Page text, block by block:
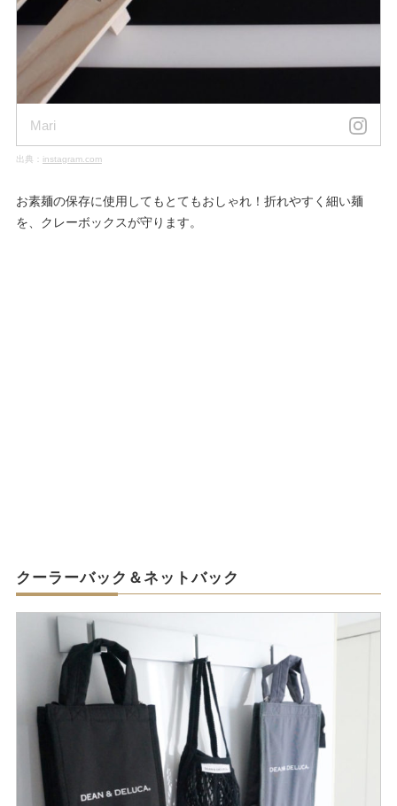
Mari
出典： instagram.com
お素麺の保存に使用してもとてもおしゃれ！折れやすく細い麺
を、クレーボックスが守ります。
クーラーバック＆ネットバック